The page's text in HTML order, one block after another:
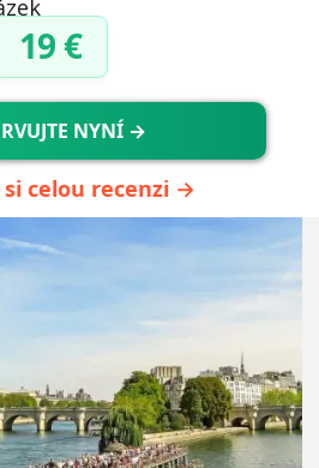
19 €
NYNÍ →
celou recenzi →